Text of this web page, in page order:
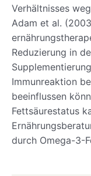
Verhältnisses
Adam et al.
Reduzierung in
Immunreaktion
beeinflussen
Fettsäurestatus
durch Omega-3-